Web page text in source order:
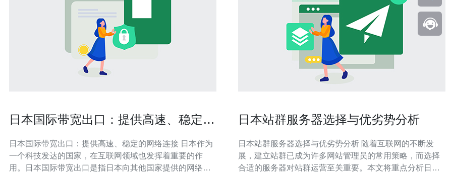
日本国际带宽出口：提供高速、稳定的
日本国际带宽出口：提供高速、稳定的网络连接 日本作为
一个科技发达的国家，在互联网领域也发挥着重要的作
用。日本国际带宽出口是指日本向其他国家提供的网络连
日本站群服务器选择与优劣势分析
日本站群服务器选择与优劣势分析 随着互联网的不断发
展，建立站群已成为许多网站管理员的常用策略，而选择
合适的服务器对站群运营至关重要。本文将重点分析日本